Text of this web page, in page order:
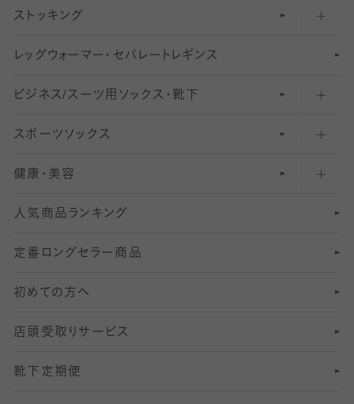
スニーカー（くるぶし）用ソックス
アンクル・ショートソックス（くるぶし上）
クルーソックス（ふくらはぎ下）
ハイソックス
オーバーニー・ニーハイソックス
31〜40デニールタイツ
41〜60デニールタイツ
61〜80デニールタイツ
81 〜110デニールタイツ
111〜210デニールタイツ
211デニールタイツ以上（防寒・厚手タイツ）
柄レギンス
無地レギンス
レギンスパンツ（レギパン）
マタニティレギンス
5 分丈
6 分丈レギンス
7 分丈 レギンス
8分丈 レギンス
10分丈 レギンス
12分丈レギンス
ストッキング
伝線しにくいストッキング
ショートストッキング
結婚式用ストッキング
美脚ストッキング
オールスルーストッキング
レッ グ ウォー マー ・ セパレー ト レ ギンス
ビジネス/スーツ用 ソックス・靴下
匠シリーズ
フレッシャーズ向けソックス・靴下
冠婚葬祭向けソックス・靴下
スーツカジュアルソックス・靴下
ロングホーズ
スポーツソックス
ランニングソックス・靴下
ゴルフソックス・靴下
サッカー・フットサル用ソックス
ヨガソックス・靴下
スポーツ用レッグウォーマー
SSサイズ（21～23cm）
健康・美容
インナーソックス
加圧・着圧ソックス
冷えとり靴下
着圧・加圧タイツ
むくみ対策
人気商品ランキング
定番ロングセラー商品
初めての方へ
店頭受取りサービス
靴下定期便